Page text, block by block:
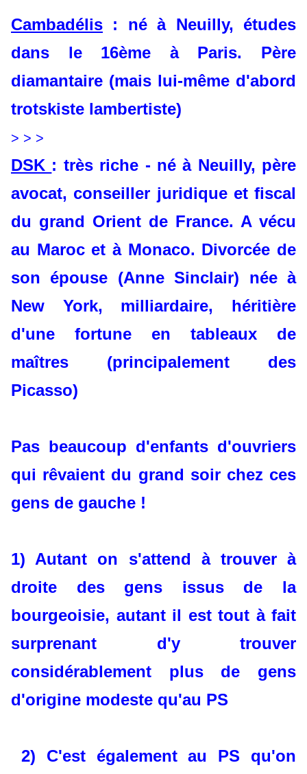
Cambadélis : né à Neuilly, études
dans le 16ème à Paris. Père
diamantaire (mais lui-même d'abord
trotskiste lambertiste)
> > >
DSK : très riche - né à Neuilly, père
avocat, conseiller juridique et fiscal
du grand Orient de France. A vécu
au Maroc et à Monaco. Divorcée de
son épouse (Anne Sinclair) née à
New York, milliardaire, héritière
d'une fortune en tableaux de
maîtres (principalement des
Picasso)
Pas beaucoup d'enfants d'ouvriers
qui rêvaient du grand soir chez ces
gens de gauche !
1) Autant on s'attend à trouver à
droite des gens issus de la
bourgeoisie, autant il est tout à fait
surprenant d'y trouver
considérablement plus de gens
d'origine modeste qu'au PS
2) C'est également au PS qu'on